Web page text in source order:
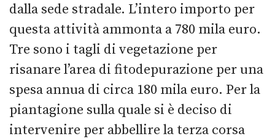
dalla sede stradale. L’intero importo per
questa attività ammonta a 780 mila euro.
Tre sono i tagli di vegetazione per
risanare l’area di fitodepurazione per una
spesa annua di circa 180 mila euro. Per la
piantagione sulla quale si è deciso di
intervenire per abbellire la terza corsa